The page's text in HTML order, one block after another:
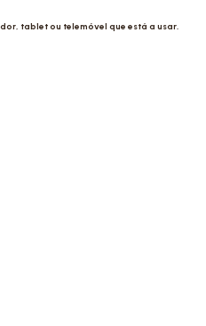
tablet ou telemóvel que está a usar.